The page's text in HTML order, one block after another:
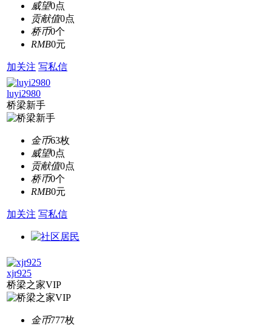
威望0点
贡献值0点
桥币0个
RMB0元
加关注 写私信
luyi2980
桥梁新手
金币63枚
威望0点
贡献值0点
桥币0个
RMB0元
加关注 写私信
xjr925
桥梁之家VIP
金币777枚